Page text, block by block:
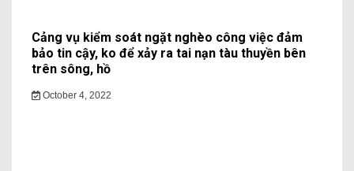
Cảng vụ kiểm soát ngặt nghèo công việc đảm
bảo tin cậy, ko để xảy ra tai nạn tàu thuyền bên
trên sông, hồ
October 4, 2022